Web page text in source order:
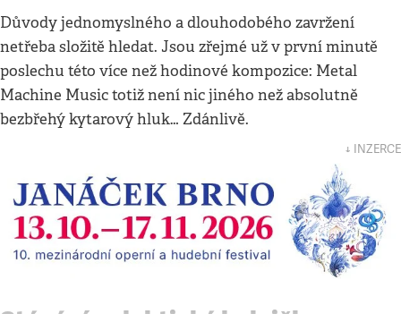
Důvody jednomyslného a dlouhodobého zavržení
netřeba složitě hledat. Jsou zřejmé už v první minutě
poslechu této více než hodinové kompozice: Metal
Machine Music totiž není nic jiného než absolutně
bezbřehý kytarový hluk… Zdánlivě.
↓ INZERCE